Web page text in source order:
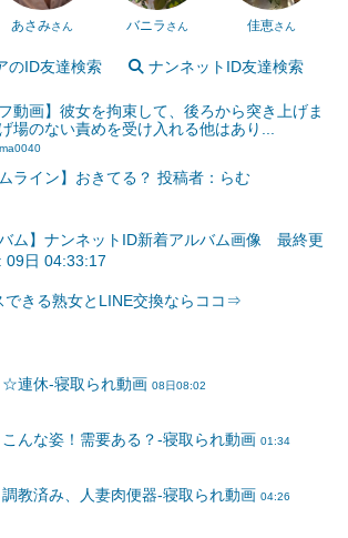
あさみさん バニラ さん 佳恵さん
のID友達検索 ナンネットID友達検索
フ動画】彼女を拘束して、後ろから突き上げま
場のない責めを受け入れる他はあり...
ムライン】おきてる？ 投稿者：らむ
バム】ナンネットID新着アルバム画像 最終更
09日 04:33:17